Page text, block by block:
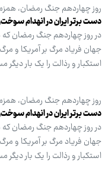
روز چهاردهم جنگ رمضان،
دست برتر ایران در انهدام
در روز چهاردهم جنگ رمضان که
جهان فریاد مرگ بر آمریکا و
استکبار و رذالت را یک بار
روز چهاردهم جنگ رمضان،
دست برتر ایران در انهدام
در روز چهاردهم جنگ رمضان که
جهان فریاد مرگ بر آمریکا و
استکبار و رذالت را یک بار